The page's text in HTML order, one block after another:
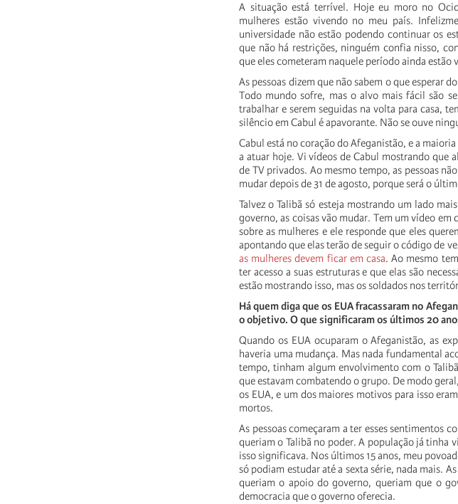
A situação está terrível. Hoje eu moro no
mulheres estão vivendo no meu país.
universidade não estão podendo continuar os
que não há restrições, ninguém confia nisso,
que eles cometeram naquele período ainda estão
As pessoas dizem que não sabem o que esperar
Todo mundo sofre, mas o alvo mais fácil são
trabalhar e serem seguidas na volta para casa,
silêncio em Cabul é apavorante. Não se ouve
Cabul está no coração do Afeganistão, e a
a atuar hoje. Vi vídeos de Cabul mostrando que
de TV privados. Ao mesmo tempo, as pessoas
mudar depois de 31 de agosto, porque será o
Talvez o Talibã só esteja mostrando um lado
governo, as coisas vão mudar. Tem um vídeo
sobre as mulheres e ele responde que eles
apontando que elas terão de seguir o código de
as mulheres devem ficar em casa. Ao mesmo
ter acesso a suas estruturas e que elas são
estão mostrando isso, mas os soldados nos
Há quem diga que os EUA fracassaram no
o objetivo. O que significaram os últimos 20
Quando os EUA ocuparam o Afeganistão, as
haveria uma mudança. Mas nada fundamental
tempo, tinham algum envolvimento com o
que estavam combatendo o grupo. De modo
os EUA, e um dos maiores motivos para isso
mortos.
As pessoas começaram a ter esses sentimentos
queriam o Talibã no poder. A população já tinha
isso significava. Nos últimos 15 anos, meu
só podiam estudar até a sexta série, nada mais.
queriam o apoio do governo, queriam que o
democracia que o governo oferecia.